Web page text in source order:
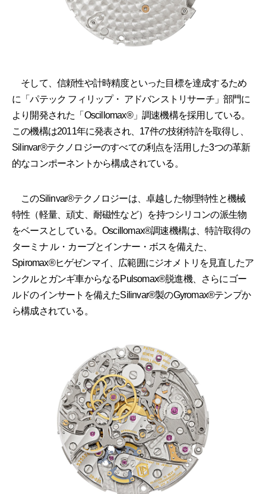
そして、信頼性や計時精度といった目標を達成するため
に「パテック フィリップ・ アドバンストリサーチ」部門に
より開発された「Oscillomax®︎」調速機構を採用している。
この機構は2011年に発表され、17件の技術特許を取得し、
Silinvar®テクノロジーのすべての利点を活用した3つの革新
的なコンポーネントから構成されている。
このSilinvar®テクノロジーは、卓越した物理特性と機械
特性（軽量、頑丈、耐磁性など）を持つシリコンの派生物
をベースとしている。Oscillomax®調速機構は、特許取得の
ターミナ ル・カーブとインナー・ボスを備えた、
Spiromax®ヒゲゼンマイ、広範囲にジオメトリを見直したア
ンクルとガンギ車からなるPulsomax®脱進機、さらにゴー
ルドのインサートを備えたSilinvar®︎製のGyromax®テンプか
ら構成されている。